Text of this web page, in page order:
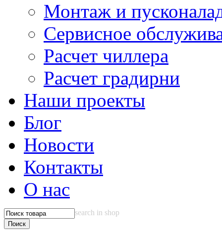
Монтаж и
Сервисное
Расчет чиллера
Расчет градирни
Наши проекты
Блог
Новости
Контакты
О нас
search in shop